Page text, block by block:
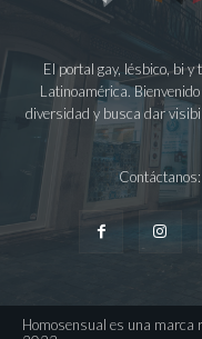
El portal gay, lésbico, bi
Latinoamérica.
diversidad y busca dar
Contáctanos:
Homosensual es una marca